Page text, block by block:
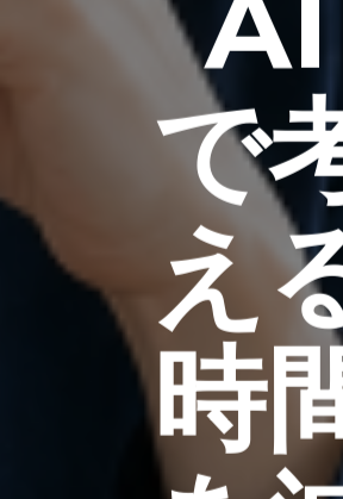
で
え
時